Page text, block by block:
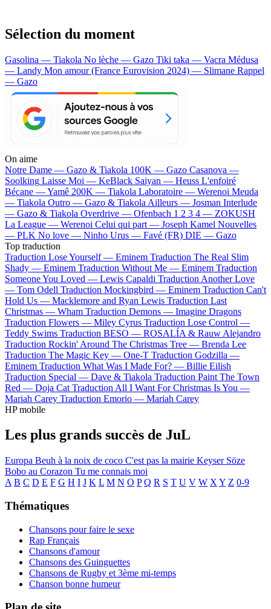
Sélection du moment
Gasolina — Tiakola No lèche — Gazo Tiki taka — Vacra Médusa
— Landy Mon amour (France Eurovision 2024) — Slimane Rappel
— Gazo
On aime
Notre Dame — Gazo & Tiakola 100K — Gazo Casanova —
Soolking Laisse Moi — KeBlack Saiyan — Heuss L'enfoiré
Bécane —Yamê 200K — Tiakola Laboratoire — Werenoi Meuda
— Tiakola Outro — Gazo & Tiakola Ailleurs — Josman Interlude
— Gazo & Tiakola Overdrive — Ofenbach 1 2 3 4 — ZOKUSH
La League — Werenoi Celui qui part — Joseph Kamel Nouvelles
— PLK No love — Ninho Urus — Favé (FR) DIE — Gazo
Top traduction
Traduction Lose Yourself — Eminem Traduction The Real Slim
Shady — Eminem Traduction Without Me — Eminem Traduction
Someone You Loved — Lewis Capaldi Traduction Another Love
— Tom Odell Traduction Mockingbird — Eminem Traduction Can't
Hold Us — Macklemore and Ryan Lewis Traduction Last
Christmas — Wham Traduction Demons — Imagine Dragons
Traduction Flowers — Miley Cyrus Traduction Lose Control —
Teddy Swims Traduction BESO — ROSALÍA & Rauw Alejandro
Traduction Rockin' Around The Christmas Tree — Brenda Lee
Traduction The Magic Key — One-T Traduction Godzilla —
Eminem Traduction What Was I Made For? — Billie Eilish
Traduction Special — Dave & Tiakola Traduction Paint The Town
Red — Doja Cat Traduction All I Want For Christmas Is You —
Mariah Carey Traduction Emorio — Mariah Carey
HP mobile
Les plus grands succès de JuL
Europa Beuh à la noix de coco C'est pas la mairie Keyser Söze
Bobo au Corazon Tu me connais moi
A B C D E F G H I J K L M N O P Q R S T U V W X Y Z 0-9
Thématiques
Chansons pour faire le sexe
Rap Français
Chansons d'amour
Chansons des Guinguettes
Chansons de Rugby et 3ème mi-temps
Chanson bonne humeur